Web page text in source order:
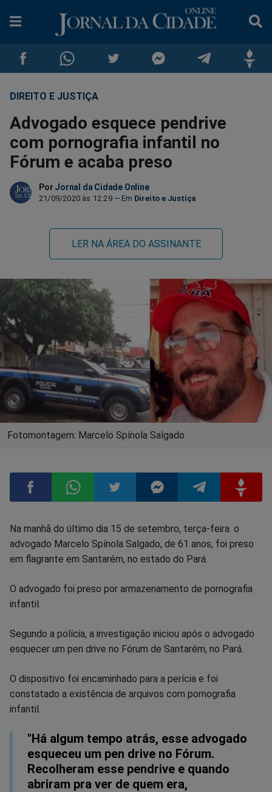
Compartilhar
no
Facebook
Compartilhar
no
Whatsapp
Compartilhar
no
Twitter
no
Messenger
no
DIREITO E JUSTIÇA
Advogado esquece pendrive
com pornografia infantil no
Fórum e acaba preso
Por Jornal da Cidade Online
21/09/2020 às 12:29 Direito e Justiça
LER NA ÁREA DO ASSINANTE
Fotomontagem: Marcelo Spínola Salgado
Compartilhar
no
Facebook
Compartilhar
no
Whatsapp
Compartilhar
no
Twitter
Compartilhar
no
Messenger
Compartilhar
no
TelegramGettr
Na manhã do último dia 15 de setembro, terça-feira. o
advogado Marcelo Spínola Salgado, de 61 anos, foi preso
em flagrante em Santarém, no estado do Pará.
O advogado foi preso por armazenamento de pornografia
infantil.
Segundo a polícia, a investigação iniciou após o advogado
esquecer um pen drive no Fórum de Santarém, no Pará.
O dispositivo foi encaminhado para a perícia e foi
constatado a existência de arquivos com pornografia
infantil.
"Há algum tempo atrás, esse advogado
esqueceu um pen drive no Fórum.
Recolheram esse pendrive e quando
abriram pra ver de quem era,